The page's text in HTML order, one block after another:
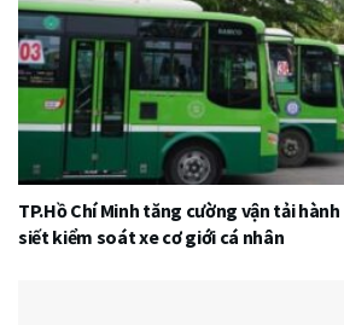
TP.Hồ Chí Minh tăng cường vận tải
siết kiểm soát xe cơ giới cá nhân